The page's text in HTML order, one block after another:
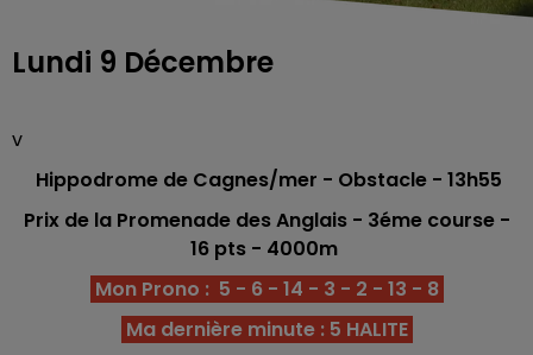
Lundi 9 Décembre
v
Hippodrome de Cagnes/mer - Obstacle - 13h55
Prix de la Promenade des Anglais - 3éme course -
16 pts - 4000m
Mon Prono : 5 - 6 - 14 - 3 - 2 - 13 - 8
Ma dernière minute : 5 HALITE